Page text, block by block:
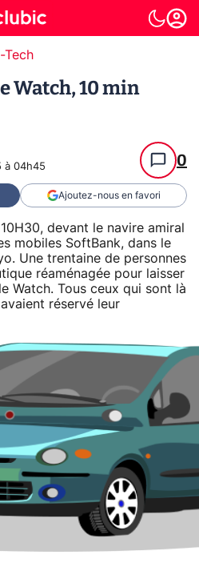
Tech
Watch, 10 min
à 04h45 0
Ajoutez-nous en favori
devant le navire amiral
mobiles SoftBank, dans le
Une trentaine de personnes
réaménagée pour laisser
Watch. Tous ceux qui sont là
réservé leur